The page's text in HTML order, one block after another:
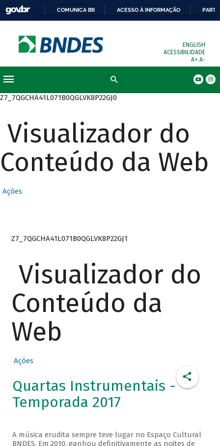
COMUNICA BR ACESSO À INFORMAÇÃO
ENGLISH
ACESSIBILIDADE
A+ A-
Z7_7QGCHA41L071B0QGLVK8P22GJ0
Visualizador do
Conteúdo da Web
Ações
Z7_7QGCHA41L071B0QGLVK8P22GJ1
Visualizador do
Conteúdo da
Web
Ações
Quartas Instrumentais -
Temporada 2017
A música erudita sempre teve lugar no Espaço Cultural
BNDES. Em 2010, ganhou definitivamente as noites de